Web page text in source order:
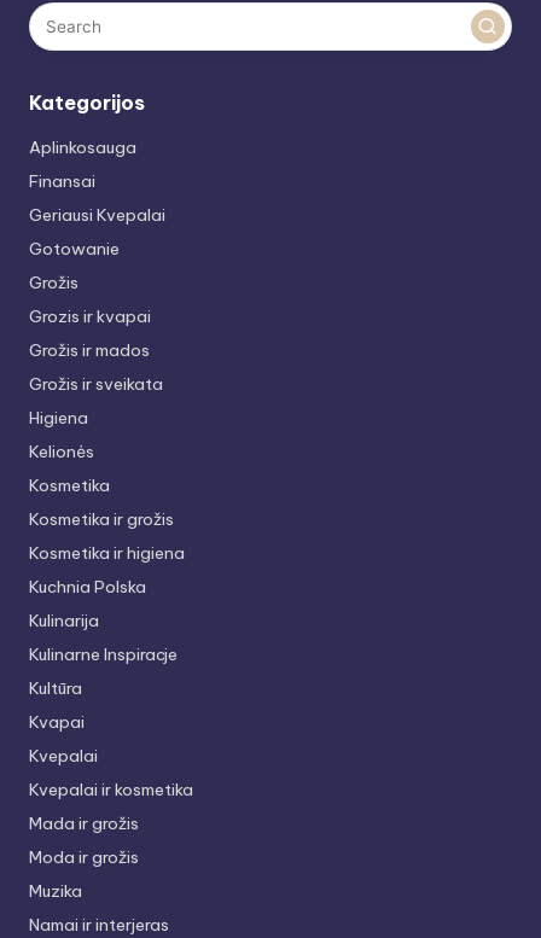
Kategorijos
Aplinkosauga
Finansai
Geriausi Kvepalai
Gotowanie
Grožis
Grozis ir kvapai
Grožis ir mados
Grožis ir sveikata
Higiena
Kelionės
Kosmetika
Kosmetika ir grožis
Kosmetika ir higiena
Kuchnia Polska
Kulinarija
Kulinarne Inspiracje
Kultūra
Kvapai
Kvepalai
Kvepalai ir kosmetika
Mada ir grožis
Moda ir grožis
Muzika
Namai ir interjeras